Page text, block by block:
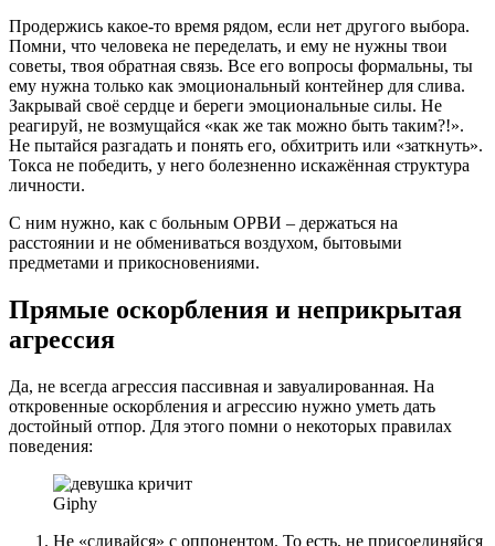
Продержись какое-то время рядом, если нет другого выбора.
Помни, что человека не переделать, и ему не нужны твои
советы, твоя обратная связь. Все его вопросы формальны, ты
ему нужна только как эмоциональный контейнер для слива.
Закрывай своё сердце и береги эмоциональные силы. Не
реагируй, не возмущайся «как же так можно быть таким?!».
Не пытайся разгадать и понять его, обхитрить или «заткнуть».
Токса не победить, у него болезненно искажённая структура
личности.
С ним нужно, как с больным ОРВИ – держаться на
расстоянии и не обмениваться воздухом, бытовыми
предметами и прикосновениями.
Прямые оскорбления и неприкрытая
агрессия
Да, не всегда агрессия пассивная и завуалированная. На
откровенные оскорбления и агрессию нужно уметь дать
достойный отпор. Для этого помни о некоторых правилах
поведения:
Giphy
Не «сливайся» с оппонентом. То есть, не присоединяйся